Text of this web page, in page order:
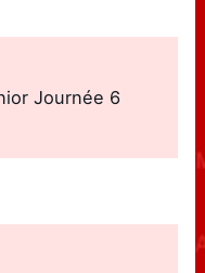
Journée 6